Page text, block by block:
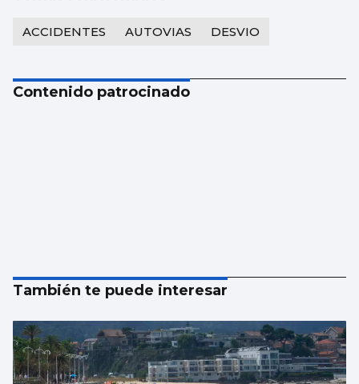
ACCIDENTES AUTOVIAS DESVIO
Contenido patrocinado
También te puede interesar